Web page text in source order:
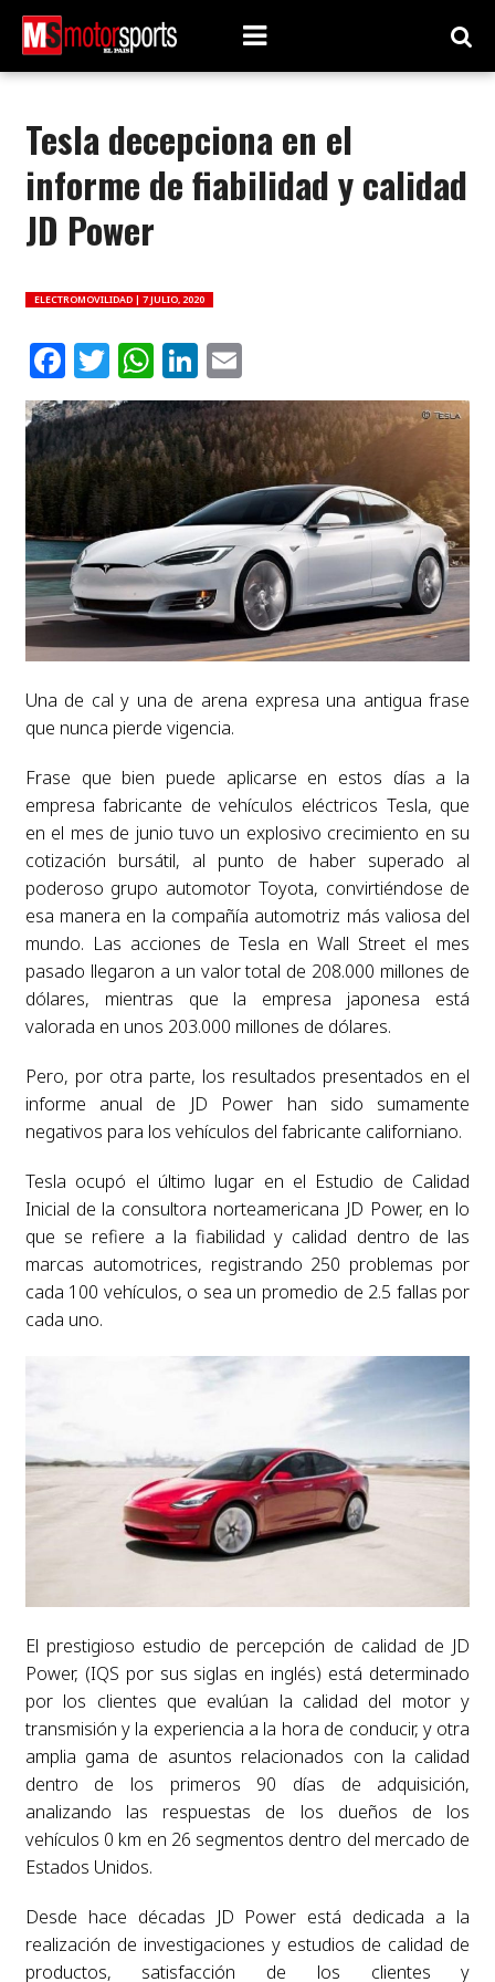
Tesla decepciona en el
informe de fiabilidad y calidad
JD Power
ELECTROMOVILIDAD | 7 JULIO, 2020
Facebook
Twitter
WhatsApp
LinkedIn
Email
Una de cal y una de arena expresa una antigua frase
que nunca pierde vigencia.
Frase que bien puede aplicarse en estos días a la
empresa fabricante de vehículos eléctricos Tesla, que
en el mes de junio tuvo un explosivo crecimiento en su
cotización bursátil, al punto de haber superado al
poderoso grupo automotor Toyota, convirtiéndose de
esa manera en la compañía automotriz más valiosa del
mundo. Las acciones de Tesla en Wall Street el mes
pasado llegaron a un valor total de 208.000 millones de
dólares, mientras que la empresa japonesa está
valorada en unos 203.000 millones de dólares.
Pero, por otra parte, los resultados presentados en el
informe anual de JD Power han sido sumamente
negativos para los vehículos del fabricante californiano.
Tesla ocupó el último lugar en el Estudio de Calidad
Inicial de la consultora norteamericana JD Power, en lo
que se refiere a la fiabilidad y calidad dentro de las
marcas automotrices, registrando 250 problemas por
cada 100 vehículos, o sea un promedio de 2.5 fallas por
cada uno.
El prestigioso estudio de percepción de calidad de JD
Power, (IQS por sus siglas en inglés) está determinado
por los clientes que evalúan la calidad del motor y
transmisión y la experiencia a la hora de conducir, y otra
amplia gama de asuntos relacionados con la calidad
dentro de los primeros 90 días de adquisición,
analizando las respuestas de los dueños de los
vehículos 0 km en 26 segmentos dentro del mercado de
Estados Unidos.
Desde hace décadas JD Power está dedicada a la
realización de investigaciones y estudios de calidad de
productos, satisfacción de los clientes y